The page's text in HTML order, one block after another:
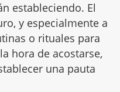
estableciendo. El
y especialmente a
o rituales para
hora de acostarse,
una pauta